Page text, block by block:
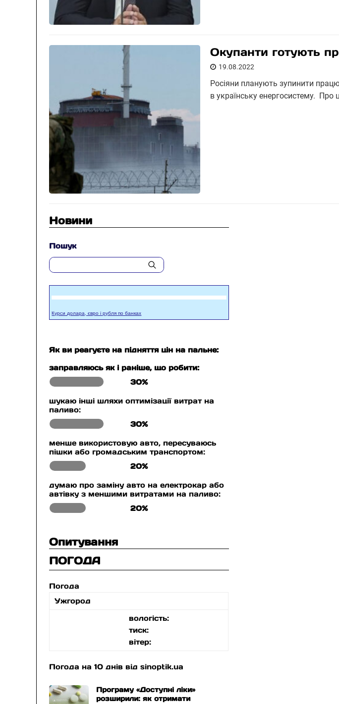
Окупанти готують
19.08.2022
Росіяни планують зупинити
в українську енергосистему. Про
Новини
Пошук
Курси долара, євро і рубля по банках
Як ви реагуєте на підняття цін на пальне:
заправляюсь як і раніше, що робити:
30%
шукаю інші шляхи оптимізації витрат на
паливо:
30%
менше використовую авто, пересуваюсь
пішки або громадським транспортом:
20%
думаю про заміну авто на електрокар або
автівку з меншими витратами на паливо:
20%
Опитування
ПОГОДА
Погода
Ужгород
вологість:
тиск:
вітер:
Погода на 10 днів відsinoptik.ua
Програму «Доступні ліки»
розширили: як отримати